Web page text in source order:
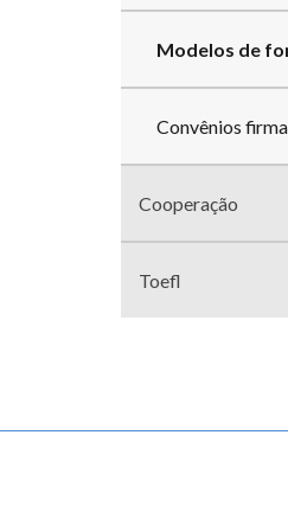
Modelos de
Convênios
Cooperação
Toefl